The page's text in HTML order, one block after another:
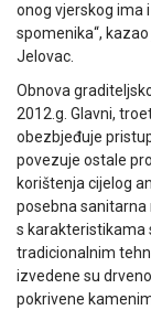
onog vjerskog ima
spomenika“,
Jelovac.
Obnova
2012.g. Glavni,
obezbjeđuje
povezuje ostale
korištenja cijelog
posebna sanitarna
s karakteristikama
tradicionalnim
izvedene su
pokrivene